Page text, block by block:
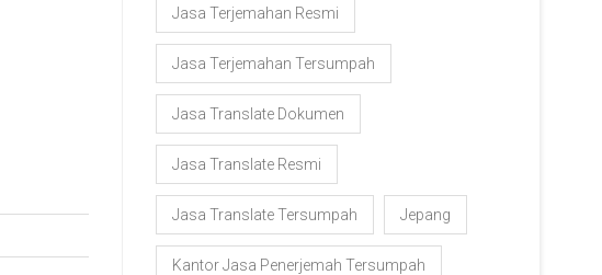
Jasa Terjemahan Resmi
Jasa Terjemahan Tersumpah
Jasa Translate Dokumen
Jasa Translate Resmi
Jasa Translate Tersumpah Jepang
Kantor Jasa Penerjemah Tersumpah